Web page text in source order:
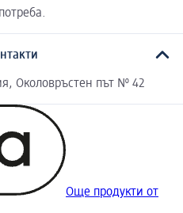
Околовръстен път № 42
Още продукти от